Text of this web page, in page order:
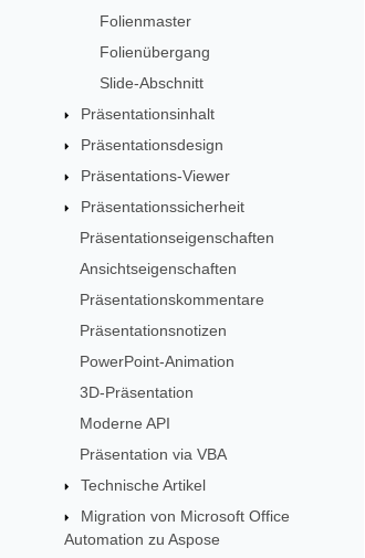
Folienmaster
Folienübergang
Slide-Abschnitt
Präsentationsinhalt
Präsentationsdesign
Präsentations-Viewer
Präsentationssicherheit
Präsentationseigenschaften
Ansichtseigenschaften
Präsentationskommentare
Präsentationsnotizen
PowerPoint-Animation
3D-Präsentation
Moderne API
Präsentation via VBA
Technische Artikel
Migration von Microsoft Office
Automation zu Aspose